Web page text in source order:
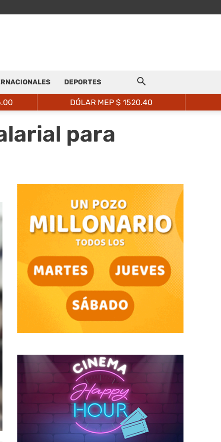
DEPORTES
DÓLAR MEP $ 1520.40
para